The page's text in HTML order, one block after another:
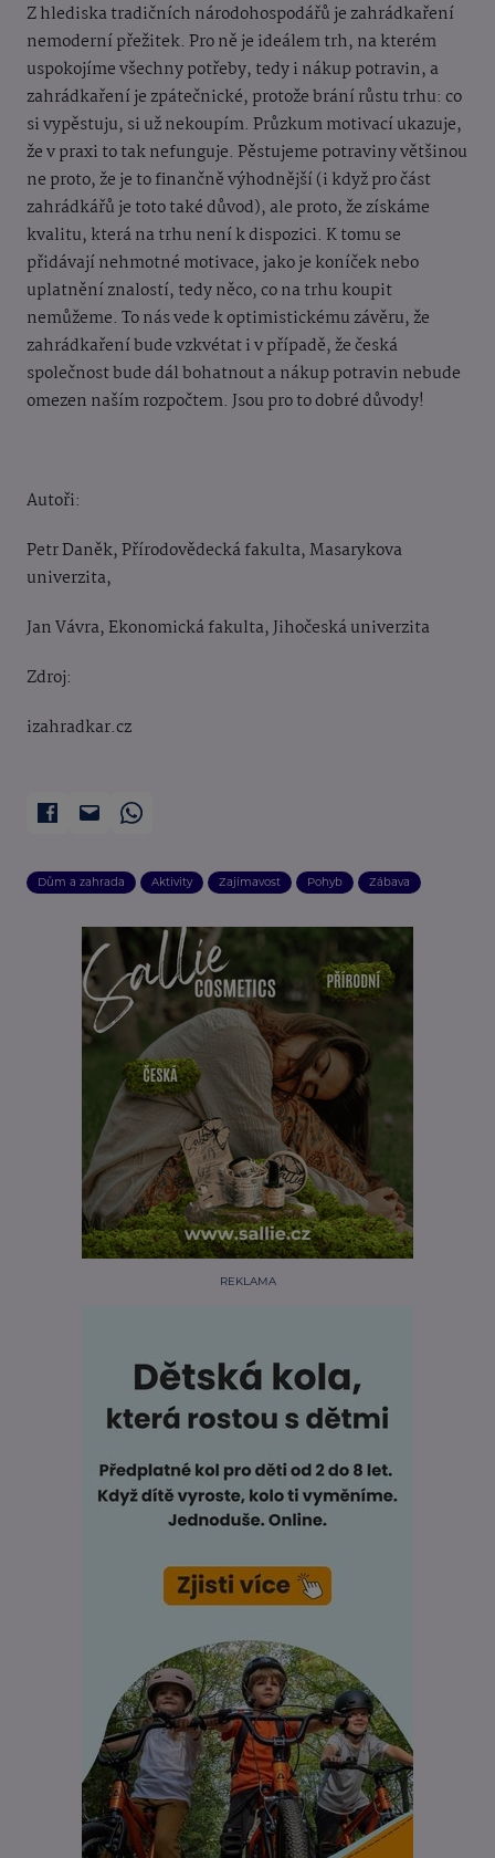
Z hlediska tradičních národohospodářů je zahrádkaření
nemoderní přežitek. Pro ně je ideálem trh, na kterém
uspokojíme všechny potřeby, tedy i nákup potravin, a
zahrádkaření je zpátečnické, protože brání růstu trhu: co
si vypěstuju, si už nekoupím. Průzkum motivací ukazuje,
že v praxi to tak nefunguje. Pěstujeme potraviny většinou
ne proto, že je to finančně výhodnější (i když pro část
zahrádkářů je toto také důvod), ale proto, že získáme
kvalitu, která na trhu není k dispozici. K tomu se
přidávají nehmotné motivace, jako je koníček nebo
uplatnění znalostí, tedy něco, co na trhu koupit
nemůžeme. To nás vede k optimistickému závěru, že
zahrádkaření bude vzkvétat i v případě, že česká
společnost bude dál bohatnout a nákup potravin nebude
omezen naším rozpočtem. Jsou pro to dobré důvody!
Autoři:
Petr Daněk, Přírodovědecká fakulta, Masarykova
univerzita,
Jan Vávra, Ekonomická fakulta, Jihočeská univerzita
Zdroj:
izahradkar.cz
Dům a zahrada Aktivity Zajímavost Pohyb Zábava
REKLAMA